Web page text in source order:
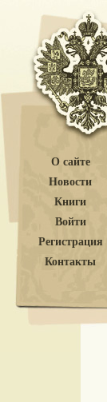
О сайте
Новости
Книги
Войти
Регистрация
Контакты